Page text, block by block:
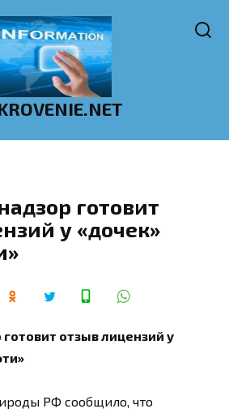
готовит
у «дочек»
отзыв лицензий у
РФ сообщило, что